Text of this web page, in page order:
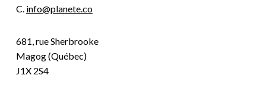
C. info@planete.co
681, rue Sherbrooke
Magog (Québec)
J1X 2S4